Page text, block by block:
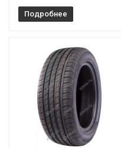
Подробнее